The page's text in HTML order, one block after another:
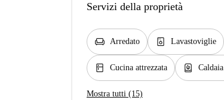
Servizi della proprietà
chair Arredato dishwasher_gen Lavastoviglie
kitchen Cucina attrezzata water_heater
Mostra tutti (15)